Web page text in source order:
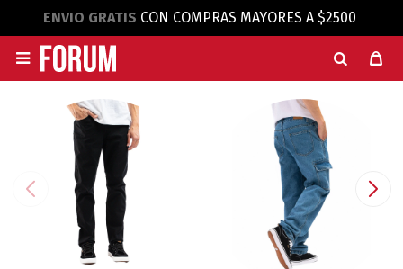
ENVIO GRATIS CON COMPRAS MAYORES A $2500
